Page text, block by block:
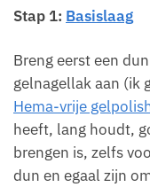
Stap 1: Basislaag
Breng eerst een
gelnagellak aan (ik
Hema-vrije
heeft, lang houdt,
brengen is, zelfs
dun en egaal zijn